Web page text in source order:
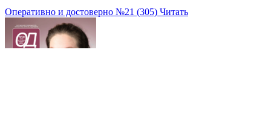
Оперативно и достоверно №21 (305) Читать